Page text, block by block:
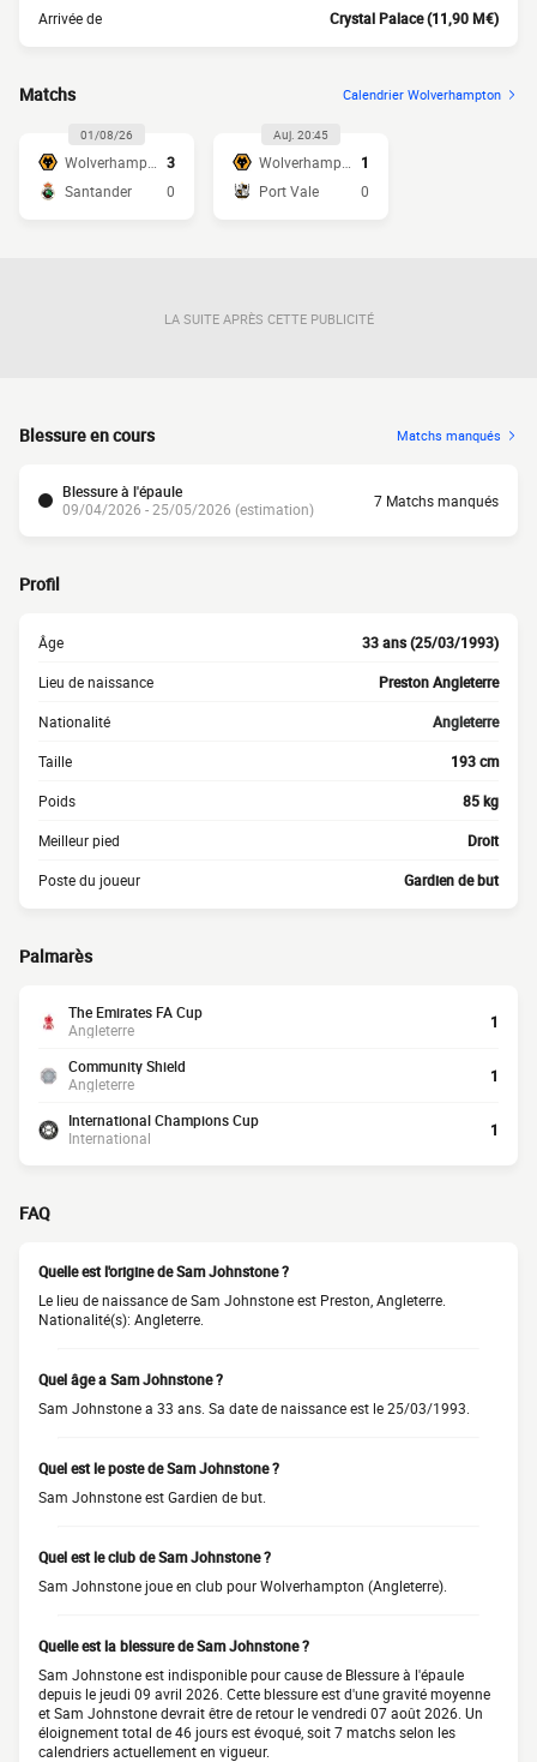
Arrivée de Crystal Palace (11,90 M€)
Matchs Calendrier Wolverhampton
01/08/26
3
Santander
0
Auj. 20:45
1
Port Vale
0
LA SUITE APRÈS CETTE PUBLICITÉ
Blessure en cours Matchs manqués
Blessure à l'épaule
09/04/2026 - 25/05/2026 (estimation)
7 Matchs manqués
Profil
Âge 33 ans (25/03/1993)
Lieu de naissance Preston Angleterre
Nationalité Angleterre
Taille 193 cm
Poids 85 kg
Meilleur pied Droit
Poste du joueur Gardien de but
Palmarès
The Emirates FA Cup
Angleterre
1
Community Shield
Angleterre
1
International Champions Cup
International
1
FAQ
Quelle est l'origine de Sam Johnstone ?
Le lieu de naissance de Sam Johnstone est Preston, Angleterre.
Nationalité(s): Angleterre.
Quel âge a Sam Johnstone ?
Sam Johnstone a 33 ans. Sa date de naissance est le 25/03/1993.
Quel est le poste de Sam Johnstone ?
Sam Johnstone est Gardien de but.
Quel est le club de Sam Johnstone ?
Sam Johnstone joue en club pour Wolverhampton (Angleterre).
Quelle est la blessure de Sam Johnstone ?
Sam Johnstone est indisponible pour cause de Blessure à l'épaule
depuis le jeudi 09 avril 2026. Cette blessure est d'une gravité moyenne
et Sam Johnstone devrait être de retour le vendredi 07 août 2026. Un
éloignement total de 46 jours est évoqué, soit 7 matchs selon les
calendriers actuellement en vigueur.